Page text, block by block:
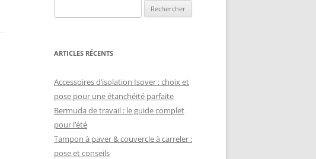
ARTICLES RÉCENTS
Accessoires d’isolation Isover : choix et
pose pour une étanchéité parfaite
Bermuda de travail : le guide complet
pour l’été
Tampon à paver & couvercle à carreler :
pose et conseils